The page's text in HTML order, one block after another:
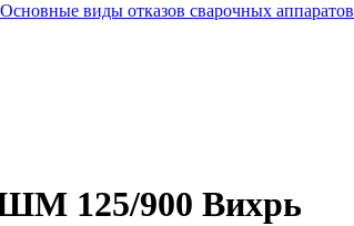
Основные виды отказов сварочных аппаратов
125/900 Вихрь